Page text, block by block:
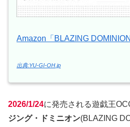
Amazon「BLAZING DOMINION
出典:YU-GI-OH.jp
2026/1/24に発売される遊戯王
ジング・ドミニオン(BLAZING